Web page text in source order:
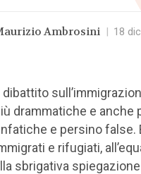
Ambrosini 18
dibattito
drammatiche e anche
e persino false.
e rifugiati,
sbrigativa